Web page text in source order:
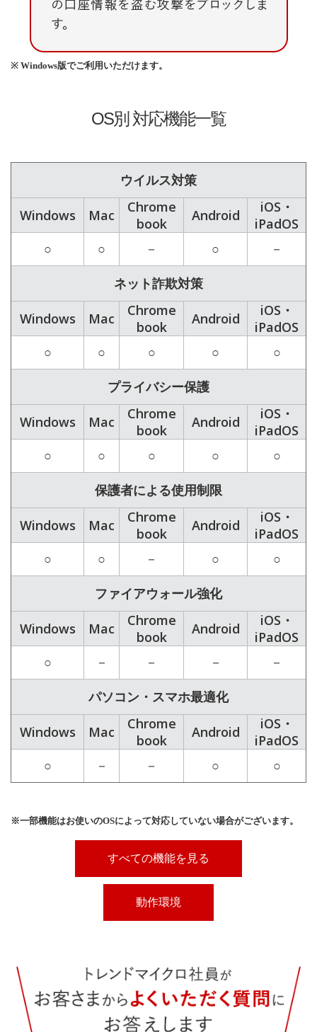
※ Windows版でご利用いただけます。
OS別 対応機能一覧
ウイルス対策
Windows Mac
Chrome
book
Android
iOS・
iPadOS
○ ○ － ○ －
ネット詐欺対策
Windows Mac
Chrome
book
Android
iOS・
iPadOS
○ ○ ○ ○ ○
プライバシー保護
Windows Mac
Chrome
book
Android
iOS・
iPadOS
○ ○ ○ ○ ○
保護者による使用制限
Windows Mac
Chrome
book
Android
iOS・
iPadOS
○ ○ － ○ ○
ファイアウォール強化
Windows Mac
Chrome
book
Android
iOS・
iPadOS
○ － － － －
パソコン・スマホ最適化
Windows Mac
Chrome
book
Android
iOS・
iPadOS
○ － － ○ ○
※一部機能はお使いのOSによって対応していない場合がございます。
すべての機能を見る
動作環境